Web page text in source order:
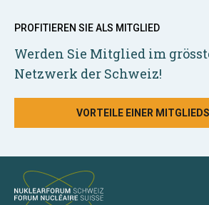
PROFITIEREN SIE ALS MITGLIED
Werden Sie Mitglied im
Netzwerk der Schweiz!
VORTEILE EINER